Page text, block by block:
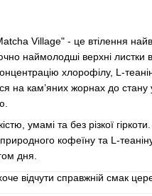
Village" - це втілення
наймолодші верхні листки
хлорофілу, L-
на кам’яних жорнах до
умамі та без різкої
кофеїну та L-
дня.
відчути справжній смак